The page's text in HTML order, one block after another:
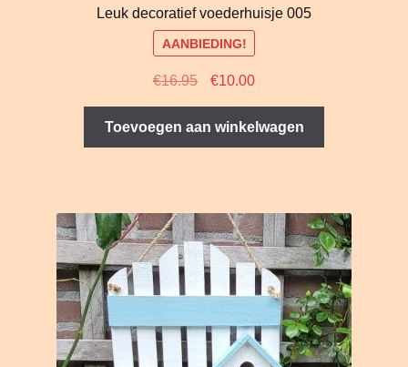
Leuk decoratief voederhuisje 005
AANBIEDING!
€16.95
Oorspronkelijke
was:
€16.95.
€10.00Huidige
is:
€10.00.
Toevoegen aan winkelwagen